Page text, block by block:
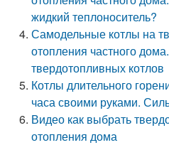
жидкий теплоноситель?
Самодельные котлы на
отопления частного
твердотопливных котлов
Котлы длительного
часа своими руками.
Видео как выбрать
отопления дома